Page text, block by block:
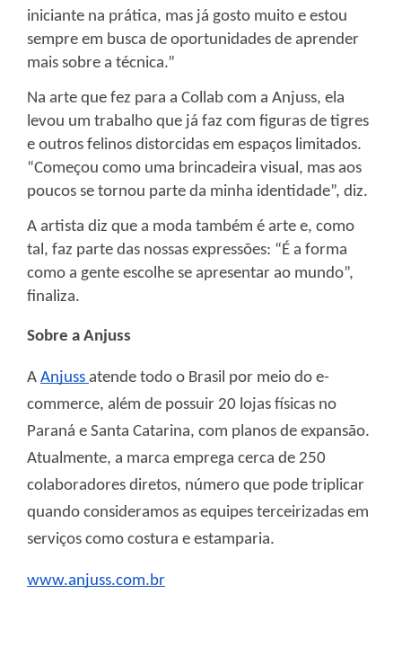
iniciante na prática, mas já gosto muito e estou
sempre em busca de oportunidades de aprender
mais sobre a técnica.”
Na arte que fez para a Collab com a Anjuss, ela
levou um trabalho que já faz com figuras de tigres
e outros felinos distorcidas em espaços limitados.
“Começou como uma brincadeira visual, mas aos
poucos se tornou parte da minha identidade”, diz.
A artista diz que a moda também é arte e, como
tal, faz parte das nossas expressões: “É a forma
como a gente escolhe se apresentar ao mundo”,
finaliza.
Sobre a Anjuss
A Anjuss atende todo o Brasil por meio do e-
commerce, além de possuir 20 lojas físicas no
Paraná e Santa Catarina, com planos de expansão.
Atualmente, a marca emprega cerca de 250
colaboradores diretos, número que pode triplicar
quando consideramos as equipes terceirizadas em
serviços como costura e estamparia.
www.anjuss.com.br